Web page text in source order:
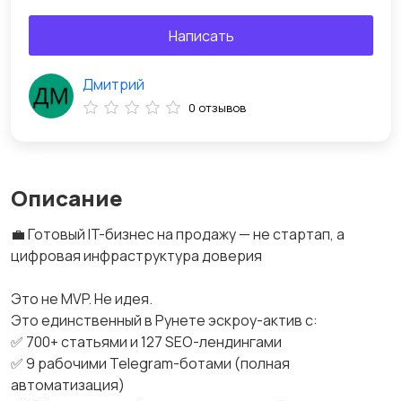
Описание
💼 Готовый IT-бизнес на продажу — не стартап, а
цифровая инфраструктура доверия
Это не MVP. Не идея.
Это единственный в Рунете эскроу-актив с:
✅ 700+ статьями и 127 SEO-лендингами
✅ 9 рабочими Telegram-ботами (полная
автоматизация)
Написать
Дмитрий
0 отзывов